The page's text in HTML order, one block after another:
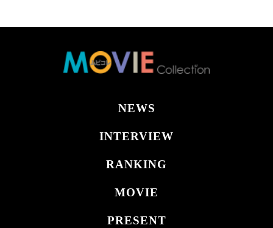
NEWS
INTERVIEW
RANKING
MOVIE
PRESENT